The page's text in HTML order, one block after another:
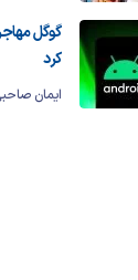
گوگل
کرد
ایمان